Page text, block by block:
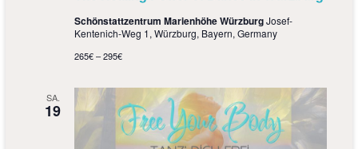
Schönstattzentrum Marienhöhe WürzburgJosef-
Kentenich-Weg 1, Würzburg, Bayern, Germany
265€ – 295€
SA.
19